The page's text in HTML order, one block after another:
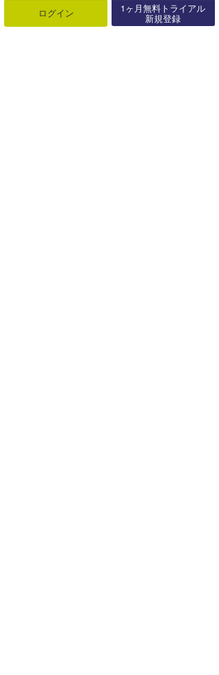
ログイン 1ヶ月無料トライアル
新規登録